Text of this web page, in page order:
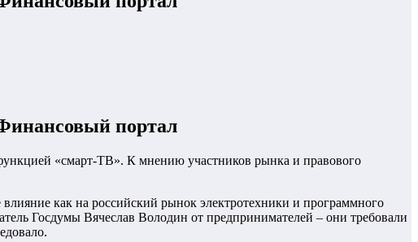
портал
«смарт-ТВ». К мнению участников рынка и правового
влияние как на российский рынок электротехники и программного
Госдумы Вячеслав Володин от предпринимателей – они требовали